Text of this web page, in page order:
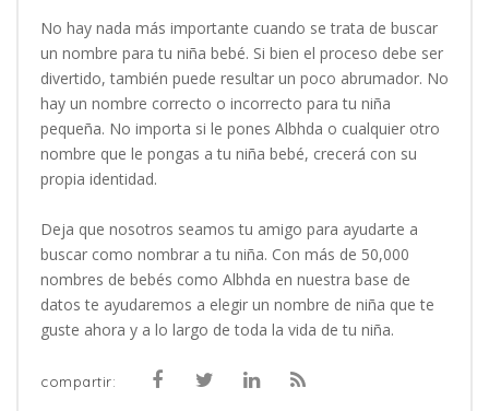
No hay nada más importante cuando se trata de buscar
un nombre para tu niña bebé. Si bien el proceso debe ser
divertido, también puede resultar un poco abrumador. No
hay un nombre correcto o incorrecto para tu niña
pequeña. No importa si le pones Albhda o cualquier otro
nombre que le pongas a tu niña bebé, crecerá con su
propia identidad.
Deja que nosotros seamos tu amigo para ayudarte a
buscar como nombrar a tu niña. Con más de 50,000
nombres de bebés como Albhda en nuestra base de
datos te ayudaremos a elegir un nombre de niña que te
guste ahora y a lo largo de toda la vida de tu niña.
compartir: